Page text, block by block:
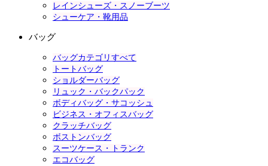
レインシューズ・スノーブーツ
シューケア・靴用品
バッグ
バッグカテゴリすべて
トートバッグ
ショルダーバッグ
リュック・バックパック
ボディバッグ・サコッシュ
ビジネス・オフィスバッグ
クラッチバッグ
ボストンバッグ
スーツケース・トランク
エコバッグ